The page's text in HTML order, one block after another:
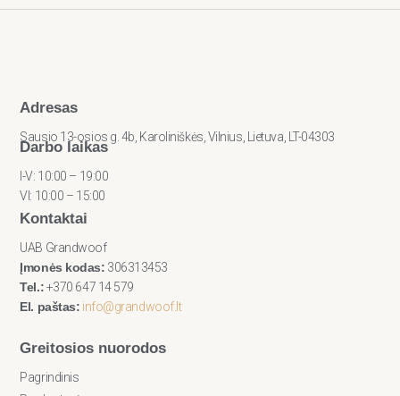
Adresas
Sausio 13-osios g. 4b, Karoliniškės, Vilnius, Lietuva, LT-04303
Darbo laikas
I-V: 10:00 – 19:00
VI: 10:00 – 15:00
Kontaktai
UAB Grandwoof
Įmonės kodas: 306313453
Tel.:+370 647 14 579
El. paštas: info@grandwoof.lt
Greitosios nuorodos
Pagrindinis